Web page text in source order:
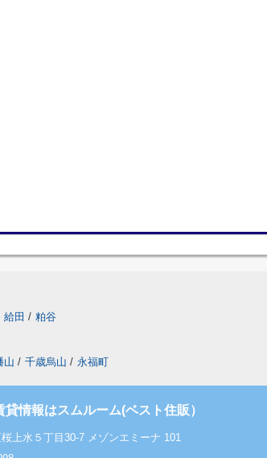
給田 / 粕谷
山 / 千歳烏山 / 永福町
情報はスムルーム(ベスト住販）
上水５丁目30-7 メゾンエミーナ 101